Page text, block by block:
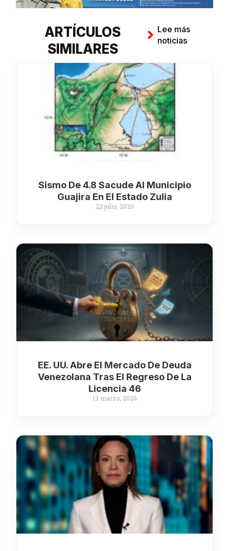
ARTÍCULOS
SIMILARES
Lee más
noticias
Sismo De 4.8 Sacude Al Municipio
Guajira En El Estado Zulia
22 julio, 2020
EE. UU. Abre El Mercado De Deuda
Venezolana Tras El Regreso De La
Licencia 46
13 marzo, 2026